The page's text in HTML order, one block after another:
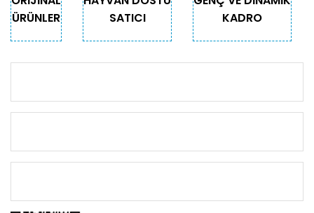
ÜRÜNLER
SATICI
KADRO